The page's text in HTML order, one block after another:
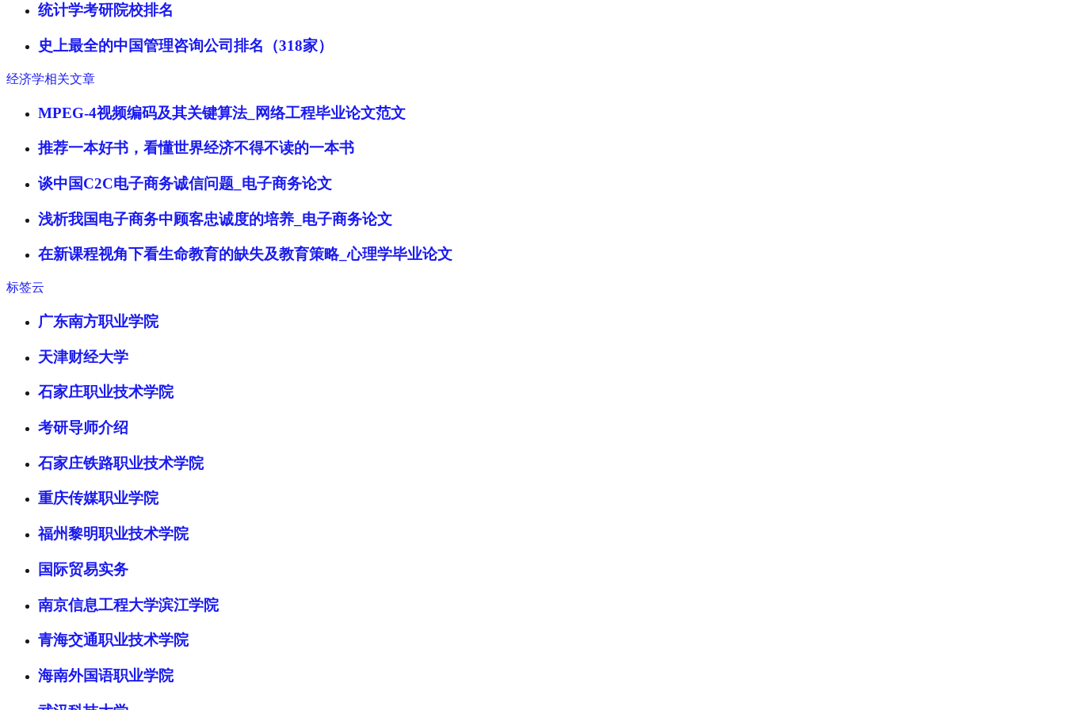
统计学考研院校排名
史上最全的中国管理咨询公司排名（318家）
经济学相关文章
MPEG-4视频编码及其关键算法_网络工程毕业论文范文
推荐一本好书，看懂世界经济不得不读的一本书
谈中国C2C电子商务诚信问题_电子商务论文
浅析我国电子商务中顾客忠诚度的培养_电子商务论文
在新课程视角下看生命教育的缺失及教育策略_心理学毕业论文
标签云
广东南方职业学院
天津财经大学
石家庄职业技术学院
考研导师介绍
石家庄铁路职业技术学院
重庆传媒职业学院
福州黎明职业技术学院
国际贸易实务
南京信息工程大学滨江学院
青海交通职业技术学院
海南外国语职业学院